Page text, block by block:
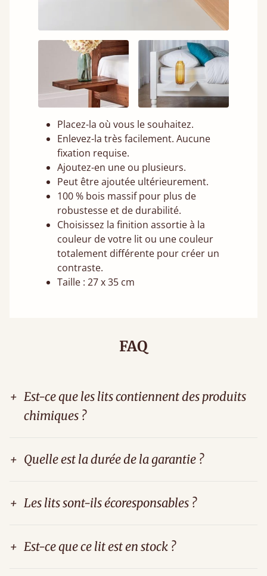
Placez-la où vous le souhaitez.
Enlevez-la très facilement. Aucune
fixation requise.
Ajoutez-en une ou plusieurs.
Peut être ajoutée ultérieurement.
100 % bois massif pour plus de
robustesse et de durabilité.
Choisissez la finition assortie à la
couleur de votre lit ou une couleur
totalement différente pour créer un
contraste.
Taille : 27 x 35 cm
FAQ
+ Est-ce que les lits contiennent des produits
chimiques ?
+ Quelle est la durée de la garantie ?
+ Les lits sont-ils écoresponsables ?
+ Est-ce que ce lit est en stock ?